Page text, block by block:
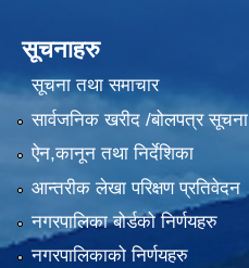
सूचनाहरु
सूचना तथा समाचार
सार्वजनिक खरीद /बोलपत्र सूचना
ऐन,कानून तथा निर्देशिका
आन्तरीक लेखा परिक्षण प्रतिवेदन
नगरपालिका बोर्डको निर्णयहरु
नगरपालिकाको निर्णयहरु